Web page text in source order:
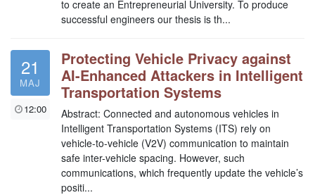
to create an Entrepreneurial University. To produce
successful engineers our thesis is th...
21
MAJ
12:00
Protecting Vehicle Privacy against
AI-Enhanced Attackers in Intelligent
Transportation Systems
Abstract: Connected and autonomous vehicles in
Intelligent Transportation Systems (ITS) rely on
vehicle-to-vehicle (V2V) communication to maintain
safe inter-vehicle spacing. However, such
communications, which frequently update the vehicle’s
positi...